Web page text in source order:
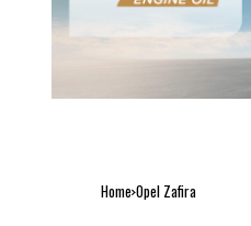
Home Opel Zafira